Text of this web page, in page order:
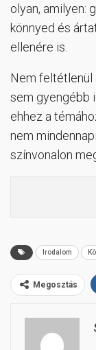
olyan, amilyen:
könnyed és
ellenére is.
Nem feltétlenül
sem gyengébb
ehhez a
nem
színvonalon
Irodalom
Megosztás